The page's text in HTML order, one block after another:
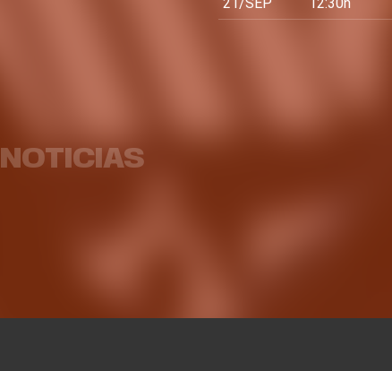
NOTICIAS
partidos amistosos